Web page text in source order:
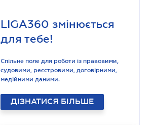
LIGA360 змінюється
для тебе!
Спільне поле для роботи із правовими,
судовими, реєстровими, договірними,
медійними даними.
ДІЗНАТИСЯ БІЛЬШЕ